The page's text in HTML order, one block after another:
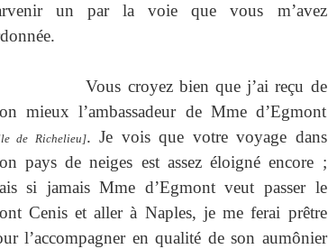
un par la voie que vous m’avez
Vous croyez bien que j’ai reçu de
mieux l’ambassadeur de Mme d’Egmont
de Richelieu]. Je vois que votre voyage dans
pays de neiges est assez éloigné encore ;
si jamais Mme d’Egmont veut passer le
Cenis et aller à Naples, je me ferai prêtre
l’accompagner en qualité de son aumônier